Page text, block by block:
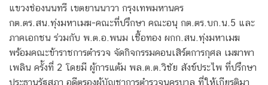
แขวงช่องนนทรี เขตยานนาวา กรุงเทพมหานคร
กต.ตร.สน.ทุ่งมหาเมฆ-คณะที่ปรึกษา คณะอนุ กต.ตร.บก.น.5 และ
ภาคเอกชน ร่วมกับ พ.ต.อ.พนม เชื้อทอง ผกก.สน.ทุ่งมหาเมฆ
พร้อมคณะข้าราชการตำรวจ จัดกิจกรรมคอนเสิร์ตการกุศล เมฆาพา
เพลิน ครั้งที่ 2 โดยมี ผู้การแต้ม พล.ต.ต.วิชัย สังข์ประไพ ที่ปรึกษา
ประธานรัฐสภา อดีตรองผู้บัญชาการตำรวจนครบาล ที่ให้เกียรติมา